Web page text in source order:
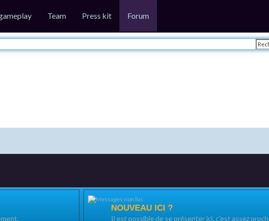
Team Press kit Forum
NOUVEAU ICI ?
Il est possible de se présenter ici, c'est assez